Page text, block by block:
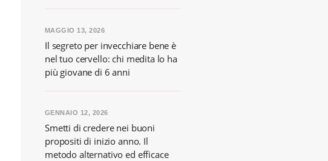
Il segreto per invecchiare bene è
nel tuo cervello: chi medita lo ha
più giovane di 6 anni
MAGGIO 13, 2026
Smetti di credere nei buoni
propositi di inizio anno. Il
metodo alternativo ed efficace
GENNAIO 12, 2026